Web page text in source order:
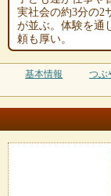
実社会の約3分の2
が並ぶ。体験を通
頼も厚い。
基本情報 つぶ